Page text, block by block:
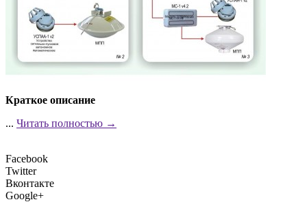
Краткое описание
... Читать полностью →
Facebook
Twitter
Вконтакте
Google+